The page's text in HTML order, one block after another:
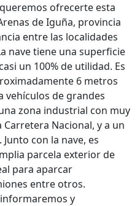
queremos ofrecerte esta
de Iguña, provincia
entre las localidades
nave tiene una superficie
un 100% de utilidad. Es
6 metros
vehículos de grandes
zona industrial con muy
Carretera Nacional, y a un
con la nave, es
parcela exterior de
para aparcar
entre otros.
informaremos y